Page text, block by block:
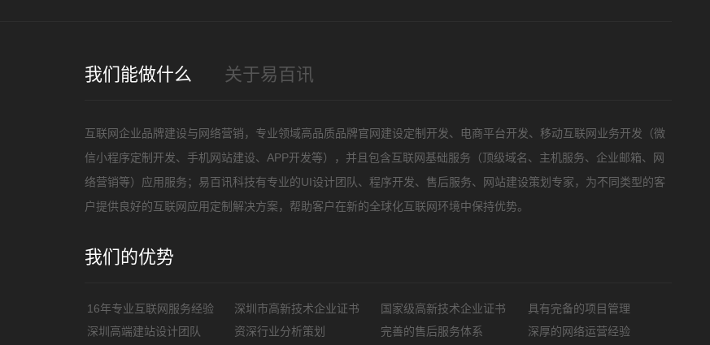
我们能做什么 关于易百讯
互联网企业品牌建设与网络营销，专业领域高品质品牌官网建设定制开发、电商平台开发、移动互联网业务开发（微
信小程序定制开发、手机网站建设、APP开发等），并且包含互联网基础服务（顶级域名、主机服务、企业邮箱、网
络营销等）应用服务；易百讯科技有专业的UI设计团队、程序开发、售后服务、网站建设策划专家，为不同类型的客
户提供良好的互联网应用定制解决方案，帮助客户在新的全球化互联网环境中保持优势。
我们的优势
16年专业互联网服务经验 深圳市高新技术企业证书 国家级高新技术企业证书
具有完备的项目管理
深圳高端建站设计团队
资深行业分析策划 完善的售后服务体系 深厚的网络运营经验